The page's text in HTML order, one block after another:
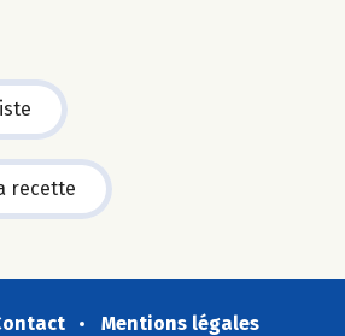
recette
Mentions légales